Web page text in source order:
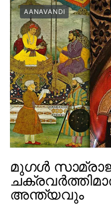
AANAVANDI
മുഗൾ
അന്ത്യവും